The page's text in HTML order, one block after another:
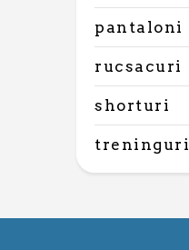
pantaloni
rucsacuri
shorturi
treninguri